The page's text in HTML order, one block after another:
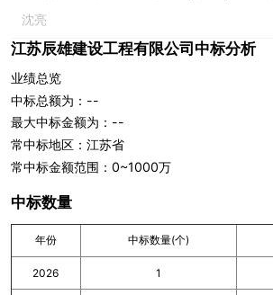
沈亮
江苏辰雄建设工程有限公司中标分析
业绩总览
中标总额为：--
最大中标金额为：--
常中标地区：江苏省
常中标金额范围：0~1000万
中标数量
年份 中标数量(个)
2026 1